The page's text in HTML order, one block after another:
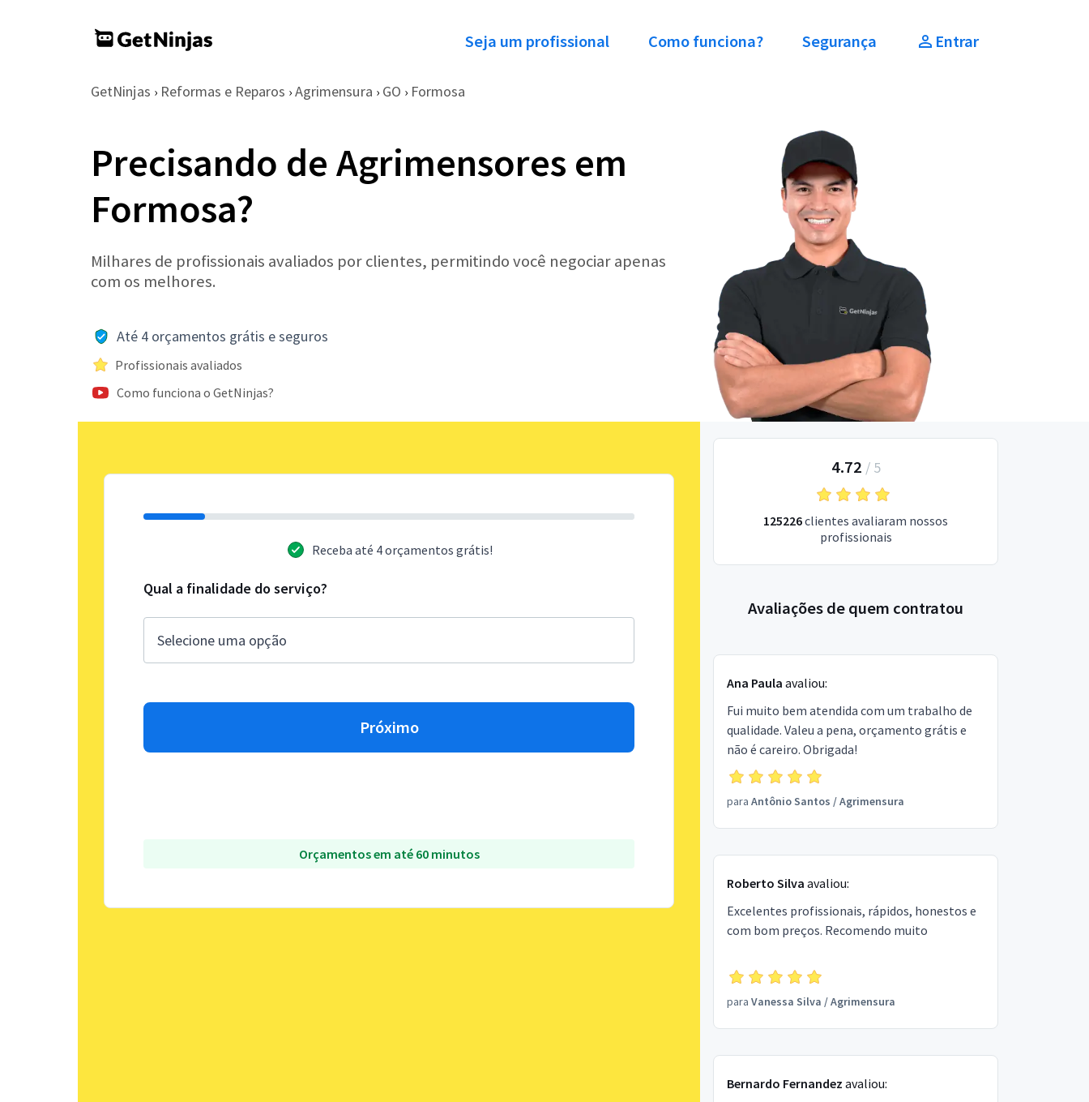
Seja um profissional Como funciona? Segurança Entrar
GetNinjas › Reformas e Reparos › Agrimensura › GO › Formosa
Precisando de Agrimensores em
Formosa?
Milhares de profissionais avaliados por clientes, permitindo você negociar apenas
com os melhores.
Até 4 orçamentos grátis e seguros
Profissionais avaliados
Como funciona o GetNinjas?
Receba até 4 orçamentos grátis!
Qual a finalidade do serviço?
Próximo
Orçamentos em até 60 minutos
4.72 / 5
125226clientes avaliaram nossos
profissionais
Avaliações de quem contratou
Ana Paula avaliou:
Fui muito bem atendida com um trabalho de
qualidade. Valeu a pena, orçamento grátis e
não é careiro. Obrigada!
para Antônio Santos /Agrimensura
Roberto Silva avaliou:
Excelentes profissionais, rápidos, honestos e
com bom preços. Recomendo muito
para Vanessa Silva /Agrimensura
Bernardo Fernandez avaliou: